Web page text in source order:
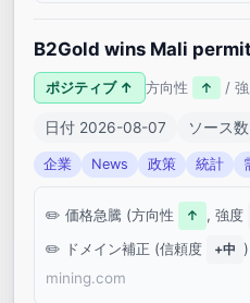
B2Gold wins Mali
ポジティブ ↑ 方向性 ↑ /
日付 2026-08-07 ソース数
企業 News 政策 統計
価格急騰 (方向性 ↑ , 強度
ドメイン補正 (信頼度
+中 )
mining.com